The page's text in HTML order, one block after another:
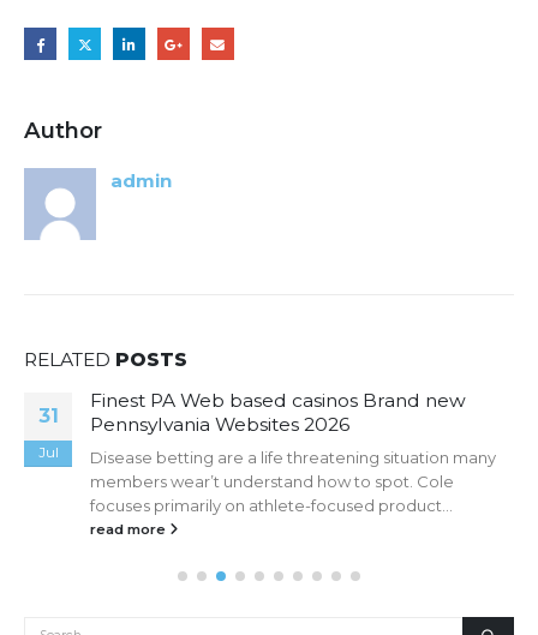
Author
admin
RELATED POSTS
31
Jul
Finest PA Web based casinos Brand new
Pennsylvania Websites 2026
Disease betting are a life threatening situation many
members wear’t understand how to spot. Cole
focuses primarily on athlete-focused product...
read more